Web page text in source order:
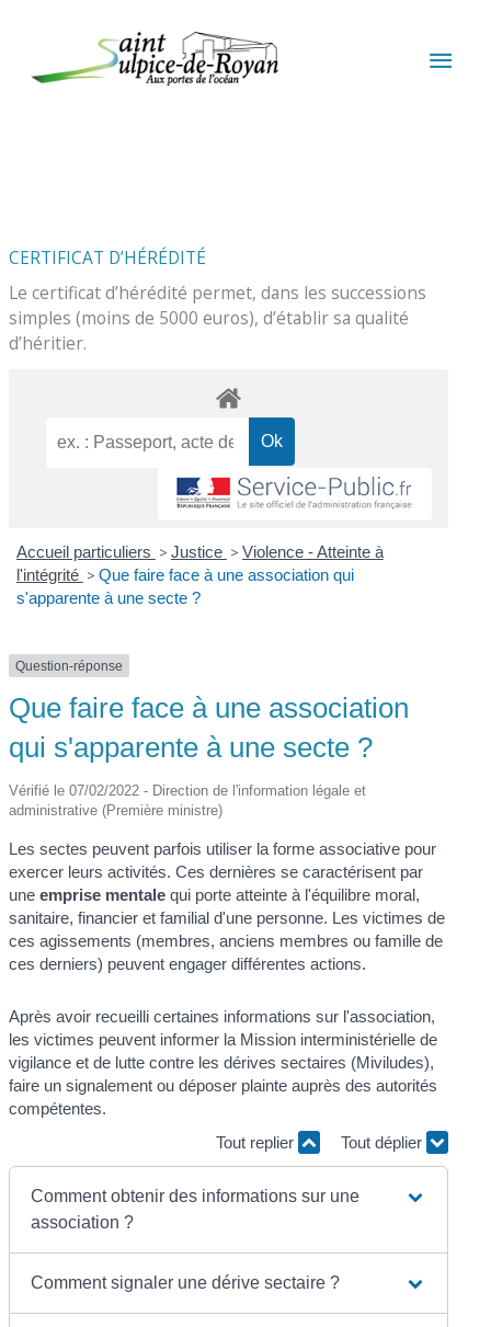
CERTIFICAT D’HÉRÉDITÉ
Le certificat d’hérédité permet, dans les successions
simples (moins de 5000 euros), d’établir sa qualité
d’héritier.
Accueil particuliers > Justice > Violence - Atteinte à
l'intégrité > Que faire face à une association qui
s'apparente à une secte ?
Question-réponse
Que faire face à une association
qui s'apparente à une secte ?
Vérifié le 07/02/2022 - Direction de l'information légale et
administrative (Première ministre)
Les sectes peuvent parfois utiliser la forme associative pour
exercer leurs activités. Ces dernières se caractérisent par
uneemprise mentale qui porte atteinte à l'équilibre moral,
sanitaire, financier et familial d'une personne. Les victimes de
ces agissements (membres, anciens membres ou famille de
ces derniers) peuvent engager différentes actions.
Après avoir recueilli certaines informations sur l'association,
les victimes peuvent informer la Mission interministérielle de
vigilance et de lutte contre les dérives sectaires (Miviludes),
faire un signalement ou déposer plainte auprès des autorités
compétentes.
Tout replier
Tout déplier
Comment obtenir des informations sur une
association ?
Comment signaler une dérive sectaire ?